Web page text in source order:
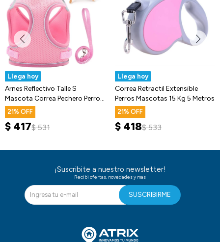
Llega hoy
Arnes Reflectivo Talle S
Mascota Correa Pechero Perros
Gatos
21
$ 417$ 531
Llega hoy
Correa Retractil Extensible
Perros Mascotas 15 Kg 5 Metros
21
$ 418$ 533
¡Suscribite a nuestro newsletter!
Recibi ofertas, novedades y mas
SUSCRIBIRME